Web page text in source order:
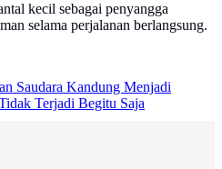
kecil sebagai penyangga
selama perjalanan berlangsung.
Saudara Kandung Menjadi
Terjadi Begitu Saja